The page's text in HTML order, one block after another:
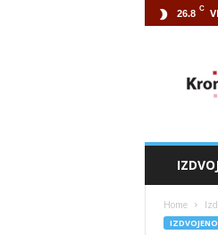
26.8 C
Home
IZDVOJENO